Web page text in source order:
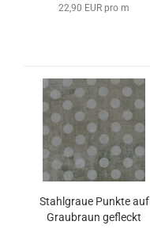
22,90 EUR pro m
Stahlgraue Punkte auf
Graubraun gefleckt